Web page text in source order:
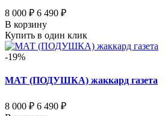
8 000 ₽ 6 490 ₽
В корзину
Купить в один клик
-19%
МАТ (ПОДУШКА) жаккард газета
8 000 ₽ 6 490 ₽